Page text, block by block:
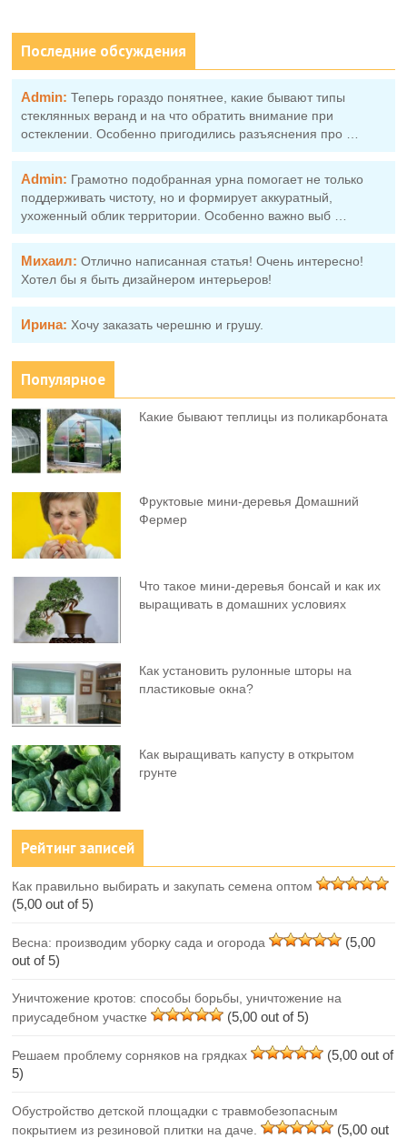
Последние обсуждения
Admin: Теперь гораздо понятнее, какие бывают типы
стеклянных веранд и на что обратить внимание при
остеклении. Особенно пригодились разъяснения про …
Admin: Грамотно подобранная урна помогает не только
поддерживать чистоту, но и формирует аккуратный,
ухоженный облик территории. Особенно важно выб …
Михаил: Отлично написанная статья! Очень интересно!
Хотел бы я быть дизайнером интерьеров!
Ирина: Хочу заказать черешню и грушу.
Популярное
Какие бывают теплицы из поликарбоната
Фруктовыe мини-деревья Домашний
Фермер
Что такое мини-деревья бонсай и как их
выращивать в домашних условиях
Как установить рулонные шторы на
пластиковые окна?
Как выращивать капусту в открытом
грунте
Рейтинг записей
Как правильно выбирать и закупать семена оптом
(5,00 out of 5)
Весна: производим уборку сада и огорода
(5,00
out of 5)
Уничтожение кротов: способы борьбы, уничтожение на
приусадебном участке
(5,00 out of 5)
Решаем проблему сорняков на грядках
(5,00 out of
5)
Обустройство детской площадки с травмобезопасным
покрытием из резиновой плитки на даче.
(5,00 out